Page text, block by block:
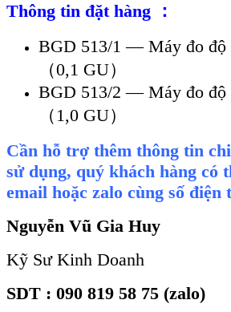
Thông tin đặt hàng ：
BGD 513/1 — Máy đo độ
（0,1 GU）
BGD 513/2 — Máy đo độ
（1,0 GU）
Cần hỗ trợ thêm thông tin
sử dụng, quý khách hàng có
email hoặc zalo cùng số điện
Nguyễn Vũ Gia Huy
Kỹ Sư Kinh Doanh
SDT : 090 819 58 75 (zalo)